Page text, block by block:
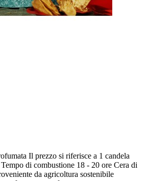
Il prezzo si riferisce a 1 candela
di combustione 18 - 20 ore Cera di
da agricoltura sostenibile